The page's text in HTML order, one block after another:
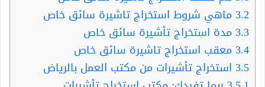
3.2ماهي شروط استخراج تاشيرة سائق خاص
3.3مدة استخراج تأشيرة سائق خاص
3.4معقب استخراج تاشيرة سائق خاص
3.5 استخراج تأشيرات من مكتب العمل بالرياض